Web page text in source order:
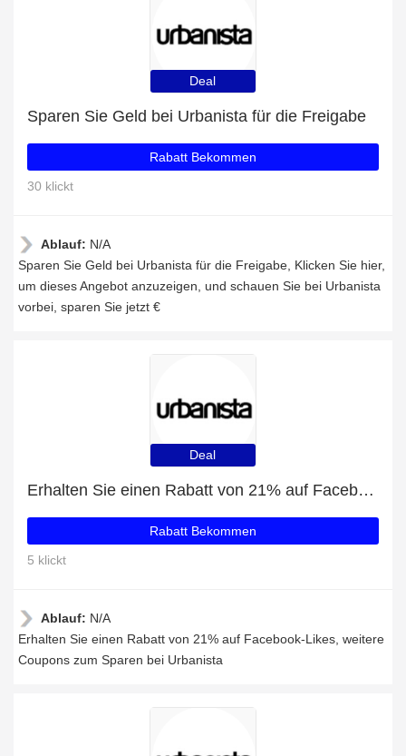
Deal
Sparen Sie Geld bei Urbanista für die Freigabe
Rabatt Bekommen
30 klickt
Ablauf: N/A
Sparen Sie Geld bei Urbanista für die Freigabe, Klicken Sie hier,
um dieses Angebot anzuzeigen, und schauen Sie bei Urbanista
vorbei, sparen Sie jetzt €
Deal
Erhalten Sie einen Rabatt von 21% auf Facebook-Likes
Rabatt Bekommen
5 klickt
Ablauf: N/A
Erhalten Sie einen Rabatt von 21% auf Facebook-Likes, weitere
Coupons zum Sparen bei Urbanista